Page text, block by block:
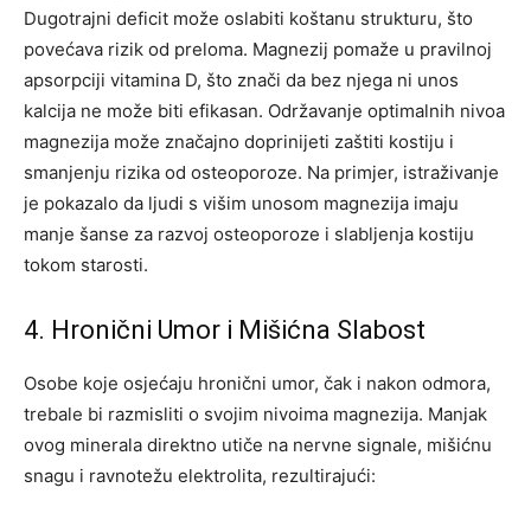
Dugotrajni deficit može oslabiti koštanu strukturu, što
povećava rizik od preloma. Magnezij pomaže u pravilnoj
apsorpciji vitamina D, što znači da bez njega ni unos
kalcija ne može biti efikasan. Održavanje optimalnih nivoa
magnezija može značajno doprinijeti zaštiti kostiju i
smanjenju rizika od osteoporoze. Na primjer, istraživanje
je pokazalo da ljudi s višim unosom magnezija imaju
manje šanse za razvoj osteoporoze i slabljenja kostiju
tokom starosti.
4. Hronični Umor i Mišićna Slabost
Osobe koje osjećaju hronični umor, čak i nakon odmora,
trebale bi razmisliti o svojim nivoima magnezija. Manjak
ovog minerala direktno utiče na nervne signale, mišićnu
snagu i ravnotežu elektrolita, rezultirajući: